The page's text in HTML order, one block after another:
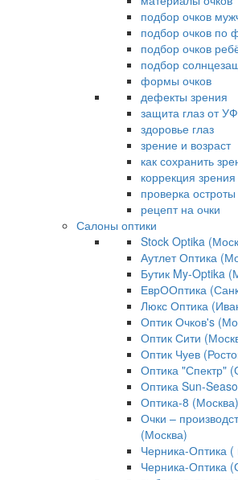
подбор очков
подбор очков по
подбор очков
подбор
формы очков
дефекты зрения
защита глаз от
здоровье глаз
зрение и возраст
как сохранить
коррекция
проверка
рецепт на очки
Салоны оптики
Stock Optika
Аутлет Оптика
Бутик My-Optika
ЕврООптика
Люкс Оптика
Оптик Очков's
Оптик Сити
Оптик Чуев
Оптика "Спектр"
Оптика Sun-
Оптика-8 (Москва)
Очки –
(Москва)
Черника-Оптика (
Черника-Оптика